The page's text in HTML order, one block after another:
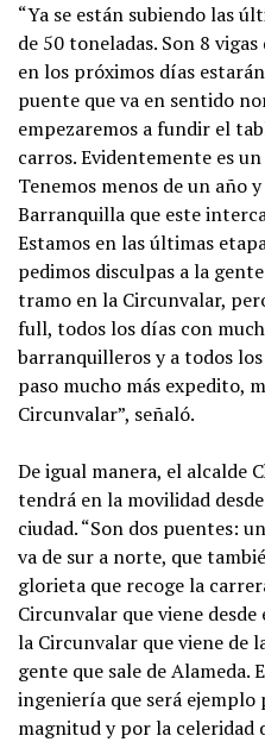
“Ya se están subiendo las
de 50 toneladas. Son 8
en los próximos días
puente que va en sentido
empezaremos a fundir el
carros. Evidentemente es
Tenemos menos de un año
Barranquilla que este
Estamos en las últimas
pedimos disculpas a la
tramo en la Circunvalar,
full, todos los días con
barranquilleros y a todos
paso mucho más expedito,
Circunvalar”, señaló.
De igual manera, el alcalde
tendrá en la movilidad
ciudad. “Son dos puentes:
va de sur a norte, que
glorieta que recoge la
Circunvalar que viene
la Circunvalar que viene de
gente que sale de Alameda.
ingeniería que será ejemplo
magnitud y por la celeridad